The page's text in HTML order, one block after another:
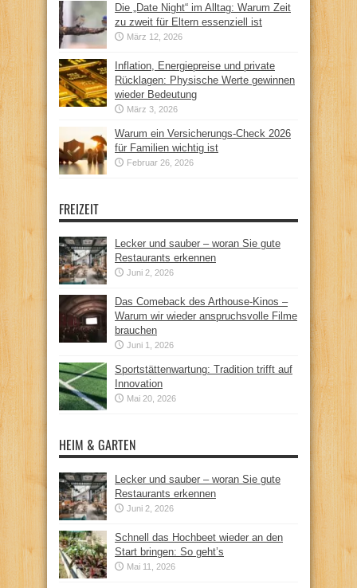
Die „Date Night“ im Alltag: Warum Zeit
zu zweit für Eltern essenziell ist
März 12, 2026
Inflation, Energiepreise und private
Rücklagen: Physische Werte gewinnen
wieder Bedeutung
März 3, 2026
Warum ein Versicherungs-Check 2026
für Familien wichtig ist
Februar 26, 2026
FREIZEIT
Lecker und sauber – woran Sie gute
Restaurants erkennen
Juni 2, 2026
Das Comeback des Arthouse-Kinos –
Warum wir wieder anspruchsvolle Filme
brauchen
Juni 1, 2026
Sportstättenwartung: Tradition trifft auf
Innovation
Mai 20, 2026
HEIM & GARTEN
Lecker und sauber – woran Sie gute
Restaurants erkennen
Juni 2, 2026
Schnell das Hochbeet wieder an den
Start bringen: So geht’s
Mai 11, 2026